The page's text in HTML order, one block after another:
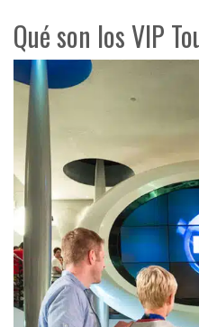
Qué son los VIP